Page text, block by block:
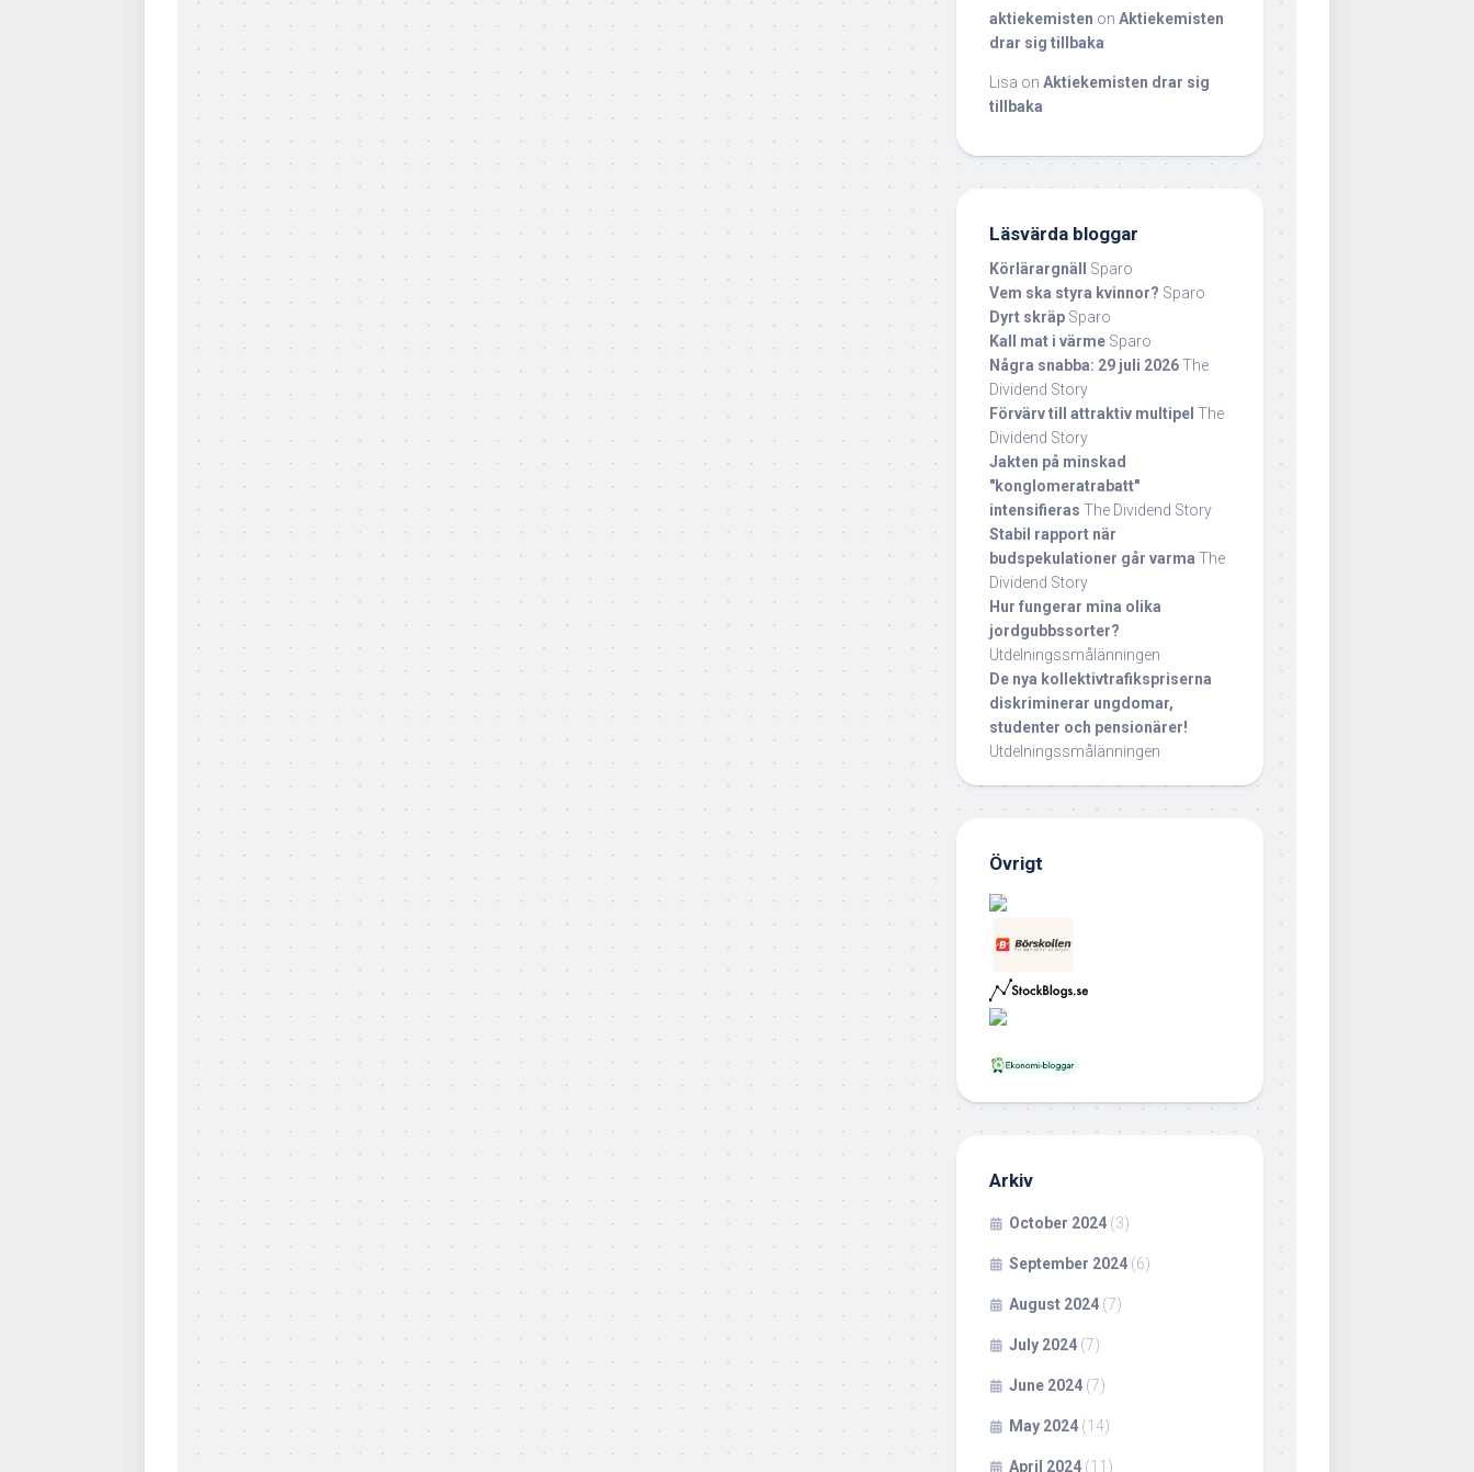
aktiekemisten on Aktiekemisten
drar sig tillbaka
Lisa on Aktiekemisten drar sig
tillbaka
Läsvärda bloggar
Körlärargnäll Sparo
Vem ska styra kvinnor? Sparo
Dyrt skräp Sparo
Kall mat i värme Sparo
Några snabba: 29 juli 2026The
Dividend Story
Förvärv till attraktiv multipel The
Dividend Story
Jakten på minskad
"konglomeratrabatt"
intensifieras The Dividend Story
Stabil rapport när
budspekulationer går varma The
Dividend Story
Hur fungerar mina olika
jordgubbssorter?
Utdelningssmålänningen
De nya kollektivtrafikspriserna
diskriminerar ungdomar,
studenter och pensionärer!
Utdelningssmålänningen
Övrigt
Arkiv
October 2024 (3)
September 2024 (6)
August 2024 (7)
July 2024 (7)
June 2024 (7)
May 2024 (14)
April 2024 (11)